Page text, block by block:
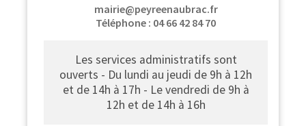
Les services administratifs sont
ouverts - Du lundi au jeudi de 9h à 12h
et de 14h à 17h - Le vendredi de 9h à
12h et de 14h à 16h
mairie@peyreenaubrac.fr
Téléphone : 04 66 42 84 70